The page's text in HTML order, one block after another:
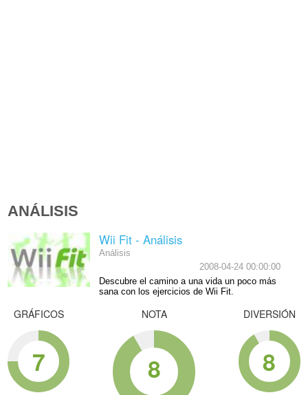
ANÁLISIS
Wii Fit - Análisis
Análisis
2008-04-24 00:00:00
Descubre el camino a una vida un poco más
sana con los ejercicios de Wii Fit.
GRÁFICOS
7
NOTA
8
DIVERSIÓN
8